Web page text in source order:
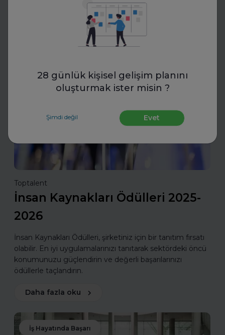
28 günlük kişisel gelişim planını
oluşturmak ister misin ?
Şimdi değil Evet
LinkedIn, CV ve ön yazı için AI yazım araçları nasıl çalışır?
Bu araçlarla etkili özgeçmişler ve güçlü profiller
oluşturmanın püf noktalarını keşfedin.
Daha fazla oku
İnsan Kaynakları
Toptalent
İnsan Kaynakları Ödülleri 2025-
2026
İnsan Kaynakları Ödülleri, şirketiniz için bir tanıtım fırsatı
olabilir. En iyi uygulamalarınızı tanıtarak sektördeki öncü
konumunuzu güçlendirin ve değerli başarılarınızı
ödüllerle taçlandırın.
Daha fazla oku
İş Hayatında Başarı